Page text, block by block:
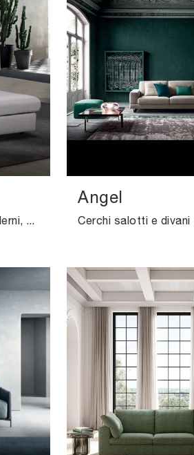
Se vuoi divani per salotti moderni, clicca e leggi di più sul modello Miky in tessuto del marchio Excò.
Angel